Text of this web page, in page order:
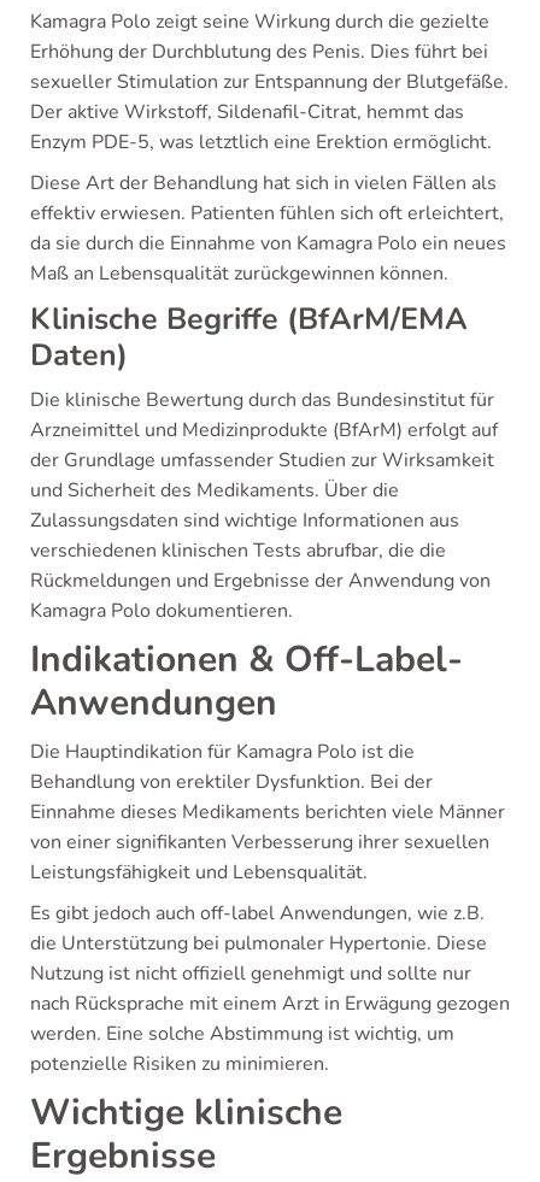
Kamagra Polo zeigt seine Wirkung durch die gezielte
Erhöhung der Durchblutung des Penis. Dies führt bei
sexueller Stimulation zur Entspannung der Blutgefäße.
Der aktive Wirkstoff, Sildenafil-Citrat, hemmt das
Enzym PDE-5, was letztlich eine Erektion ermöglicht.
Diese Art der Behandlung hat sich in vielen Fällen als
effektiv erwiesen. Patienten fühlen sich oft erleichtert,
da sie durch die Einnahme von Kamagra Polo ein neues
Maß an Lebensqualität zurückgewinnen können.
Klinische Begriffe (BfArM/EMA
Daten)
Die klinische Bewertung durch das Bundesinstitut für
Arzneimittel und Medizinprodukte (BfArM) erfolgt auf
der Grundlage umfassender Studien zur Wirksamkeit
und Sicherheit des Medikaments. Über die
Zulassungsdaten sind wichtige Informationen aus
verschiedenen klinischen Tests abrufbar, die die
Rückmeldungen und Ergebnisse der Anwendung von
Kamagra Polo dokumentieren.
Indikationen & Off-Label-
Anwendungen
Die Hauptindikation für Kamagra Polo ist die
Behandlung von erektiler Dysfunktion. Bei der
Einnahme dieses Medikaments berichten viele Männer
von einer signifikanten Verbesserung ihrer sexuellen
Leistungsfähigkeit und Lebensqualität.
Es gibt jedoch auch off-label Anwendungen, wie z.B.
die Unterstützung bei pulmonaler Hypertonie. Diese
Nutzung ist nicht offiziell genehmigt und sollte nur
nach Rücksprache mit einem Arzt in Erwägung gezogen
werden. Eine solche Abstimmung ist wichtig, um
potenzielle Risiken zu minimieren.
Wichtige klinische
Ergebnisse